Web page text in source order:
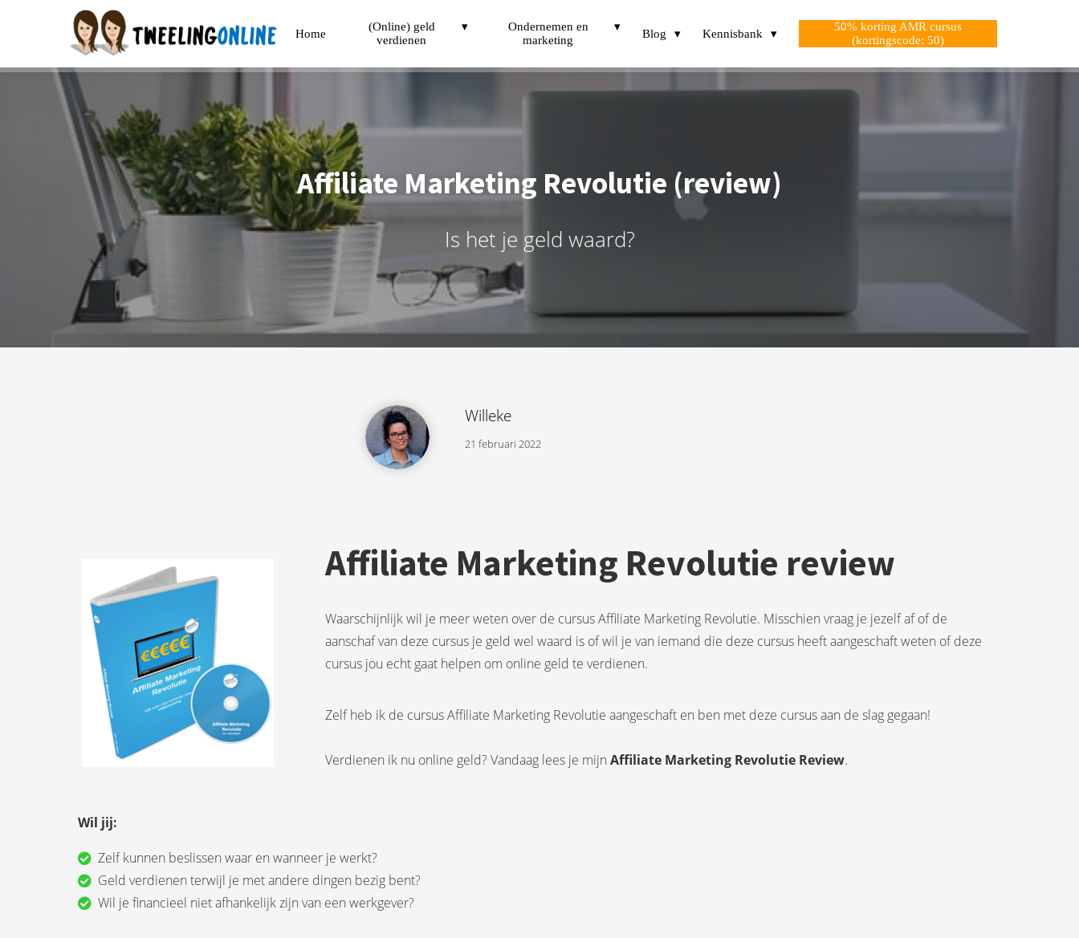
Home
(Online) geld
verdienen
Ondernemen en
marketing
Blog Kennisbank
50% korting AMR cursus
(kortingscode: 50)
Affiliate Marketing Revolutie (review)
Is het je geld waard?
Willeke
21 februari 2022
Affiliate Marketing Revolutie review
Waarschijnlijk wil je meer weten over de cursus Affiliate Marketing Revolutie. Misschien vraag je jezelf af of de
aanschaf van deze cursus je geld wel waard is of wil je van iemand die deze cursus heeft aangeschaft weten of deze
cursus jou echt gaat helpen om online geld te verdienen.
Zelf heb ik de cursus Affiliate Marketing Revolutie aangeschaft en ben met deze cursus aan de slag gegaan!
Verdienen ik nu online geld? Vandaag lees je mijn Affiliate Marketing Revolutie Review.
Wil jij:
Zelf kunnen beslissen waar en wanneer je werkt?
Geld verdienen terwijl je met andere dingen bezig bent?
Wil je financieel niet afhankelijk zijn van een werkgever?